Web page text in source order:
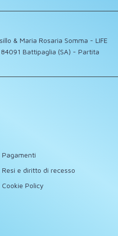
& Maria Rosaria Somma - LIFE
Battipaglia (SA) - Partita
Pagamenti
Resi e diritto di recesso
Cookie Policy